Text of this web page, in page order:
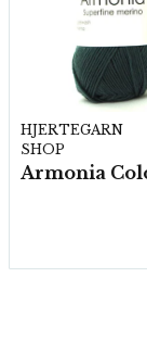
HJERTEGARN
SHOP